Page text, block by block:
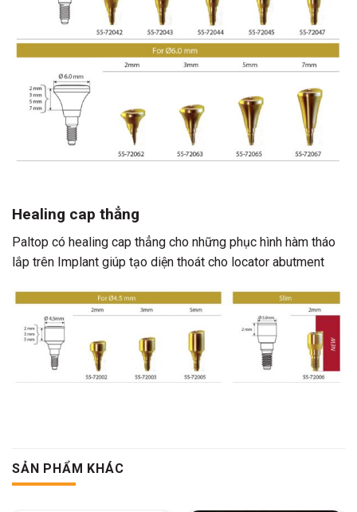
Healing cap thẳng
Paltop có healing cap thẳng cho những phục hình hàm tháo
lắp trên Implant giúp tạo diện thoát cho locator abutment
SẢN PHẨM KHÁC